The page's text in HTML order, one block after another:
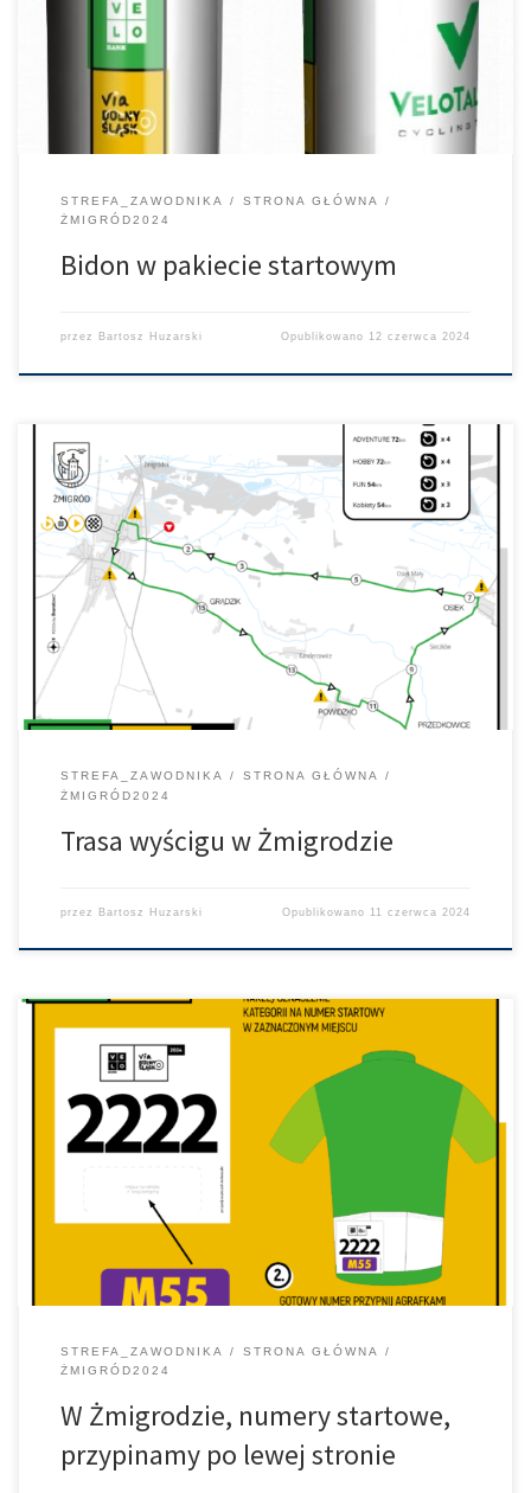
wyścigu VeloBank VIA Dolny Śląsk oraz logo VeloTalent Cycling
Team, grupy juniorów którą prowadzimy razem z VeloBankiem
STREFA_ZAWODNIKA
STRONA GŁÓWNA
ŻMIGRÓD2024
Bidon w pakiecie startowym
przez Bartosz Huzarski Opublikowano 12 czerwca 2024
Jak na załączonym obrazku, przebiegać będzie trasa wyścigu w
Żmigrodzie. W zależności od poziomu sportowego, do
przejechania będzie inny dystans (patrz, prawy górny róg grafiki)
STREFA_ZAWODNIKA
STRONA GŁÓWNA
ŻMIGRÓD2024
Trasa wyścigu w Żmigrodzie
przez Bartosz Huzarski Opublikowano 11 czerwca 2024
Jak w tytule. Jadąc na kolejny etap VeloBank VIA Dolny Śląsk,
upewnij się, że numer startowy na koszulce masz przypięty z lewej
strony, najlepiej na kieszonce.
STREFA_ZAWODNIKA
STRONA GŁÓWNA
ŻMIGRÓD2024
W Żmigrodzie, numery startowe,
przypinamy po lewej stronie